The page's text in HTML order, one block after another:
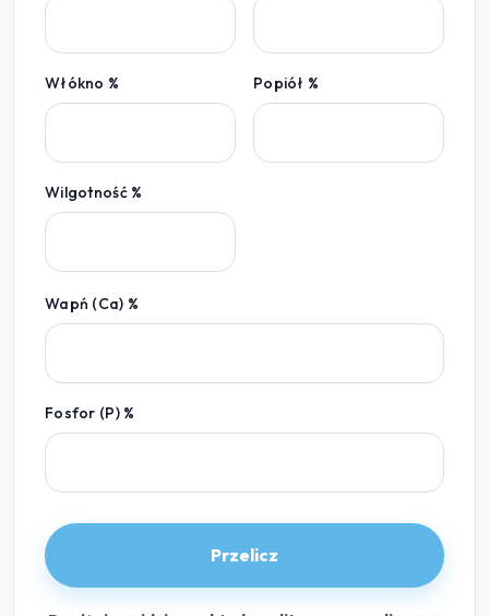
Włókno % Popiół %
Wilgotność %
Wapń (Ca) %
Fosfor (P) %
Przelicz